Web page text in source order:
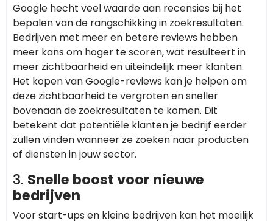
Google hecht veel waarde aan recensies bij het
bepalen van de rangschikking in zoekresultaten.
Bedrijven met meer en betere reviews hebben
meer kans om hoger te scoren, wat resulteert in
meer zichtbaarheid en uiteindelijk meer klanten.
Het kopen van Google-reviews kan je helpen om
deze zichtbaarheid te vergroten en sneller
bovenaan de zoekresultaten te komen. Dit
betekent dat potentiële klanten je bedrijf eerder
zullen vinden wanneer ze zoeken naar producten
of diensten in jouw sector.
3. Snelle boost voor nieuwe
bedrijven
Voor start-ups en kleine bedrijven kan het moeilijk